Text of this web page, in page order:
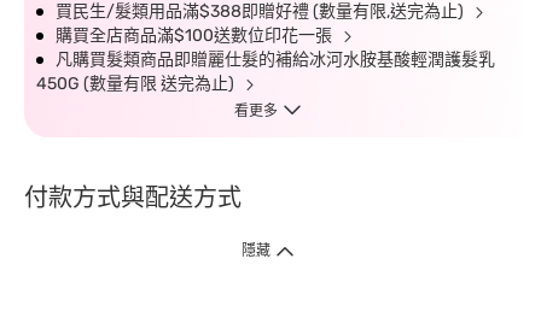
買民生/髮類用品滿$388即贈好禮 (數量有限,送完為止)
購買全店商品滿$100送數位印花一張
凡購買髮類商品即贈麗仕髮的補給冰河水胺基酸輕潤護髮乳
450G (數量有限 送完為止)
看更多
付款方式與配送方式
隱藏